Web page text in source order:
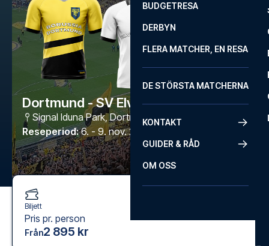
BUDGETRESA
DERBYN
FLERA MATCHER, EN RESA
DE STÖRSTA MATCHERNA
KONTAKT
GUIDER & RÅD
OM OSS
Dortmund - SV Elversberg
Signal Iduna Park,Dortmund
Reseperiod: 6. - 9. nov. 2026
Biljett
Pris pr. person
Från2 895 kr